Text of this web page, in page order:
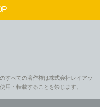
すべての著作権は株式会社レイアッ
用・転載することを禁じます。